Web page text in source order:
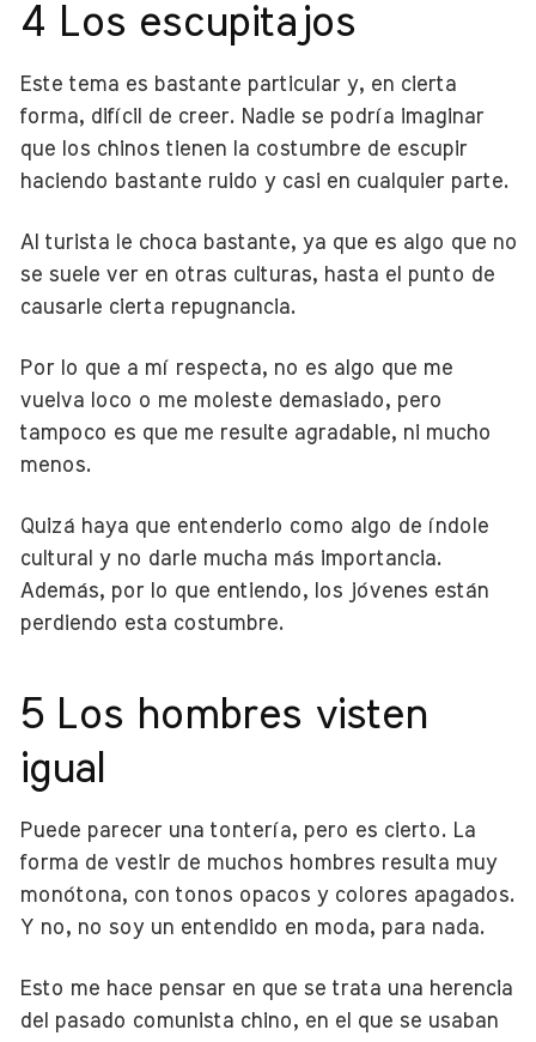
4 Los escupitajos
Este tema es bastante particular y, en cierta
forma, difícil de creer. Nadie se podría imaginar
que los chinos tienen la costumbre de escupir
haciendo bastante ruido y casi en cualquier parte.
Al turista le choca bastante, ya que es algo que no
se suele ver en otras culturas, hasta el punto de
causarle cierta repugnancia.
Por lo que a mí respecta, no es algo que me
vuelva loco o me moleste demasiado, pero
tampoco es que me resulte agradable, ni mucho
menos.
Quizá haya que entenderlo como algo de índole
cultural y no darle mucha más importancia.
Además, por lo que entiendo, los jóvenes están
perdiendo esta costumbre.
5 Los hombres visten
igual
Puede parecer una tontería, pero es cierto. La
forma de vestir de muchos hombres resulta muy
monótona, con tonos opacos y colores apagados.
Y no, no soy un entendido en moda, para nada.
Esto me hace pensar en que se trata una herencia
del pasado comunista chino, en el que se usaban